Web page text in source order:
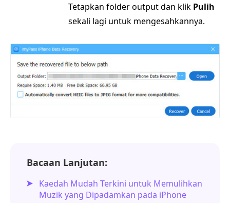
Tetapkan folder output dan klik Pulih
sekali lagi untuk mengesahkannya.
Bacaan Lanjutan:
Kaedah Mudah Terkini untuk Memulihkan
Muzik yang Dipadamkan pada iPhone